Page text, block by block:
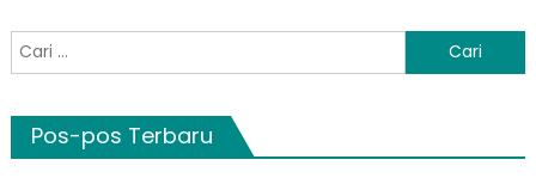
Cari
untuk:
Pos-pos Terbaru